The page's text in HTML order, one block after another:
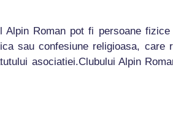
Alpin Roman pot fi persoane
sau confesiune religioasa, care
asociatiei.Clubului Alpin